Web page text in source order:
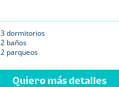
3 dormitorios
2 baños
2 parqueos
Quiero más detalles